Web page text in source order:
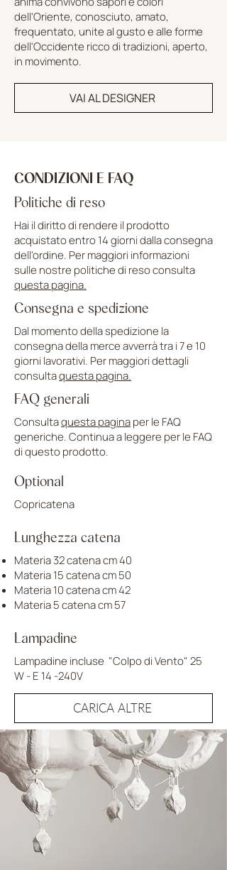
dell'Oriente, conosciuto, amato,
frequentato, unite al gusto e alle forme
dell'Occidente ricco di tradizioni, aperto,
in movimento.
VAI AL DESIGNER
CONDIZIONI E FAQ
Politiche di reso
Hai il diritto di rendere il prodotto
acquistato entro 14 giorni dalla consegna
dell'ordine. Per maggiori informazioni
sulle nostre politiche di reso consulta
questa pagina.
Consegna e spedizione
Dal momento della spedizione la
consegna della merce avverrà tra i 7 e 10
giorni lavorativi. Per maggiori dettagli
consultaquesta pagina.
FAQ generali
Consultaquesta paginaper le FAQ
generiche. Continua a leggere per le FAQ
di questo prodotto.
Optional
Copricatena
Lunghezza catena
Materia 32 catena cm 40
Materia 15 catena cm 50
Materia 10 catena cm 42
Materia 5 catena cm 57
Lampadine
Lampadine incluse "Colpo di Vento" 25
W - E 14 -240V
CARICA ALTRE